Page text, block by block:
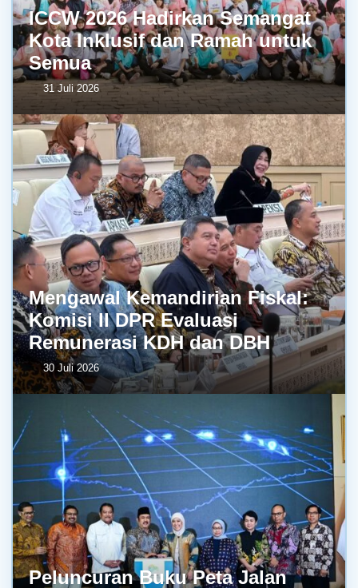
ICCW 2026 Hadirkan Semangat
Kota Inklusif dan Ramah untuk
Semua
31 Juli 2026
Mengawal Kemandirian Fiskal:
Komisi II DPR Evaluasi
Remunerasi KDH dan DBH
30 Juli 2026
Peluncuran Buku Peta Jalan